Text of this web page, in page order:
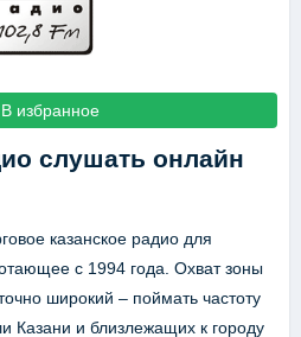
В избранное
слушать онлайн
казанское радио для
с 1994 года. Охват зоны
широкий – поймать частоту
Казани и близлежащих к городу